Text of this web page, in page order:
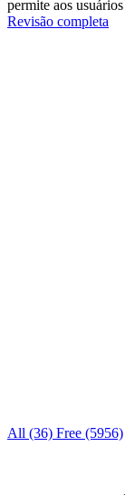
permite aos
Revisão completa
All (36) Free (5956)